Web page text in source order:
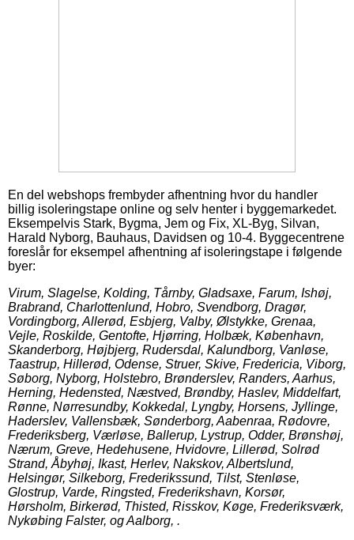
En del webshops frembyder afhentning hvor du handler
billig isoleringstape online og selv henter i byggemarkedet.
Eksempelvis Stark, Bygma, Jem og Fix, XL-Byg, Silvan,
Harald Nyborg, Bauhaus, Davidsen og 10-4. Byggecentrene
foreslår for eksempel afhentning af isoleringstape i følgende
byer:
Virum, Slagelse, Kolding, Tårnby, Gladsaxe, Farum, Ishøj,
Brabrand, Charlottenlund, Hobro, Svendborg, Dragør,
Vordingborg, Allerød, Esbjerg, Valby, Ølstykke, Grenaa,
Vejle, Roskilde, Gentofte, Hjørring, Holbæk, København,
Skanderborg, Højbjerg, Rudersdal, Kalundborg, Vanløse,
Taastrup, Hillerød, Odense, Struer, Skive, Fredericia, Viborg,
Søborg, Nyborg, Holstebro, Brønderslev, Randers, Aarhus,
Herning, Hedensted, Næstved, Brøndby, Haslev, Middelfart,
Rønne, Nørresundby, Kokkedal, Lyngby, Horsens, Jyllinge,
Haderslev, Vallensbæk, Sønderborg, Aabenraa, Rødovre,
Frederiksberg, Værløse, Ballerup, Lystrup, Odder, Brønshøj,
Nærum, Greve, Hedehusene, Hvidovre, Lillerød, Solrød
Strand, Åbyhøj, Ikast, Herlev, Nakskov, Albertslund,
Helsingør, Silkeborg, Frederikssund, Tilst, Stenløse,
Glostrup, Varde, Ringsted, Frederikshavn, Korsør,
Hørsholm, Birkerød, Thisted, Risskov, Køge, Frederiksværk,
Nykøbing Falster, og Aalborg, .